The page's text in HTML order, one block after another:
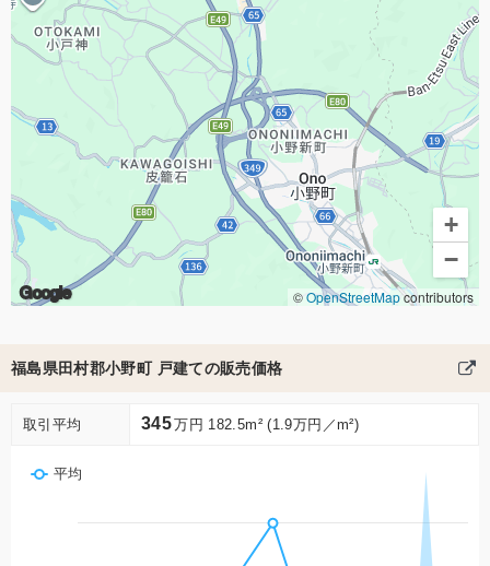
Google
+
−
©OpenStreetMapcontributors
福島県田村郡小野町 戸建ての販売価格
取引平均 345万円 182.5m² (1.9万円／m²)
平均